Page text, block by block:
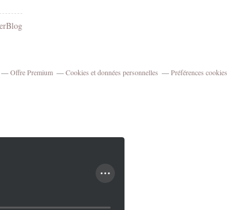
Offre Premium Cookies et données personnelles Préférences cookies